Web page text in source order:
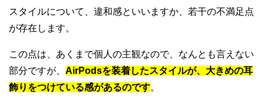
スタイルについて、違和感といいますか、若干の不満足点
が存在します。
この点は、あくまで個人の主観なので、なんとも言えない
部分ですが、 AirPodsを装着したスタイルが、大きめの耳
飾りをつけている感があるのです。